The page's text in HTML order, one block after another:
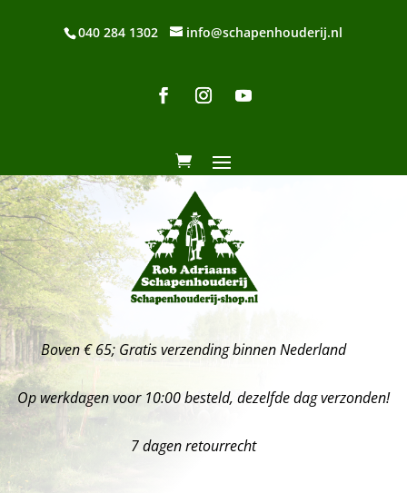
040 284 1302 info@schapenhouderij.nl
Boven € 65; Gratis verzending binnen Nederland
Op werkdagen voor 10:00 besteld, dezelfde dag verzonden!
7 dagen retourrecht